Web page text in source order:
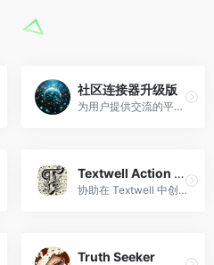
社区连接器升级版
为用户提供交流的平台和连接使用GPT的工具。
Textwell Action Assistant
协助在 Textwell 中创建和理解操作。
Truth Seeker